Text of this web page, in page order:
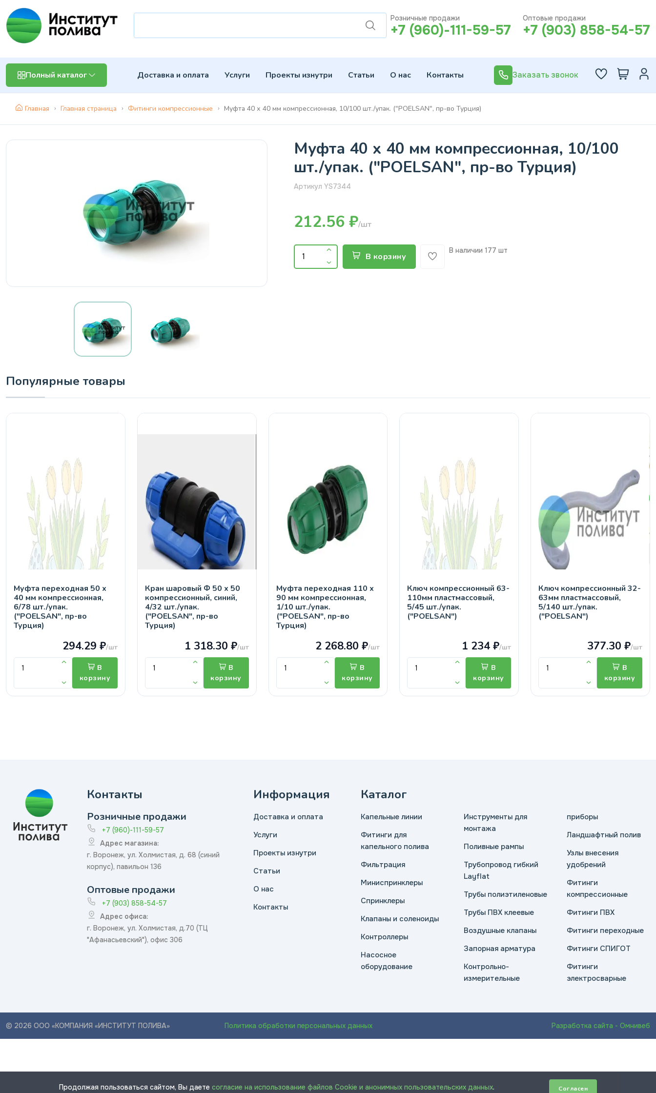
Розничные продажи
+7 (960)-111-59-57
Оптовые продажи
+7 (903) 858-54-57
Полный каталог Доставка и оплата Услуги Проекты изнутри Статьи О нас Контакты Заказать звонок
Главная Главная страница Фитинги компрессионные Муфта 40 х 40 мм компрессионная, 10/100 шт./упак. ("POELSAN", пр-во Турция)
Муфта 40 х 40 мм компрессионная, 10/100
шт./упак. ("POELSAN", пр-во Турция)
Артикул YS7344
212.56 ₽/шт
В корзину
В наличии 177 шт
Популярные товары
Муфта переходная 50 х
40 мм компрессионная,
6/78 шт./упак.
("POELSAN", пр-во
Турция)
294.29 ₽/шт
В
корзину
Кран шaровый Ф 50 х 50
компрессионный, синий,
4/32 шт./упак.
("POELSAN", пр-во
Турция)
1 318.30 ₽/шт
В
корзину
Муфта переходная 110 х
90 мм компрессионная,
1/10 шт./упак.
("POELSAN", пр-во
Турция)
2 268.80 ₽/шт
В
корзину
Ключ компрессионный 63-
110мм пластмассовый,
5/45 шт./упак.
("POELSAN")
1 234 ₽/шт
В
корзину
Ключ компрессионный 32-
63мм пластмассовый,
5/140 шт./упак.
("POELSAN")
377.30 ₽/шт
В
корзину
Контакты
Розничные продажи
+7 (960)-111-59-57
Адрес магазина:
г. Воронеж, ул. Холмистая, д. 68 (синий
корпус), павильон 136
Оптовые продажи
+7 (903) 858-54-57
Адрес офиса:
г. Воронеж, ул. Холмистая, д.70 (ТЦ
"Афанасьевский"), офис 306
Информация
Доставка и оплата
Услуги
Проекты изнутри
Статьи
О нас
Контакты
Каталог
Капельные линии
Фитинги для
капельного полива
Фильтрация
Миниспринклеры
Спринклеры
Клапаны и соленоиды
Контроллеры
Насосное
оборудование
Инструменты для
монтажа
Поливные рампы
Трубопровод гибкий
Layflat
Трубы полиэтиленовые
Трубы ПВХ клеевые
Воздушные клапаны
Запорная арматура
Контрольно-
измерительные
приборы
Ландшафтный полив
Узлы внесения
удобрений
Фитинги
компрессионные
Фитинги ПВХ
Фитинги переходные
Фитинги СПИГОТ
Фитинги
электросварные
© 2026 ООО «КОМПАНИЯ «ИНСТИТУТ ПОЛИВА» Политика обработки персональных данных Разработка сайта - Омнивеб
Продолжая пользоваться сайтом, Вы даете согласие на использование файлов Cookie и анонимных пользовательских данных. Согласен